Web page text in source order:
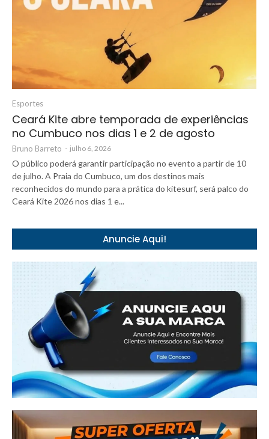
Esportes
Ceará Kite abre temporada de experiências
no Cumbuco nos dias 1 e 2 de agosto
Bruno Barreto - julho 6, 2026
O público poderá garantir participação no evento a partir de 10
de julho. A Praia do Cumbuco, um dos destinos mais
reconhecidos do mundo para a prática do kitesurf, será palco do
Ceará Kite 2026 nos dias 1 e...
Anuncie Aqui!